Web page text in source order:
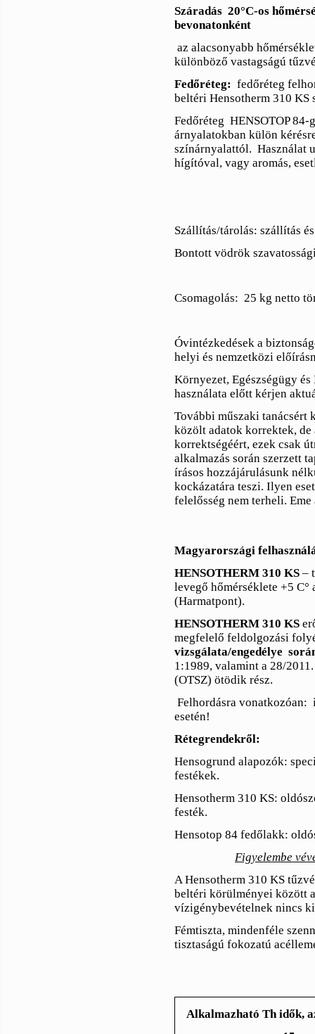
Száradás 20°C-os
bevonatonként
az alacsonyabb
különböző vastagságú
Fedőréteg: fedőréteg
beltéri Hensotherm 310
Fedőréteg HENSOTOP
árnyalatokban külön
színárnyalattól. Használat
hígítóval, vagy aromás,
Szállítás/tárolás: szállítás
Bontott vödrök
Csomagolás: 25 kg netto
Óvintézkedések a
helyi és nemzetközi
Környezet, Egészségügy
használata előtt kérjen
További műszaki
közölt adatok korrektek,
korrektségéért, ezek csak
alkalmazás során szerzett
írásos hozzájárulásunk
kockázatára teszi. Ilyen
felelősség nem terheli.
Magyarországi
HENSOTHERM 310 KS –
levegő hőmérséklete +5 C°
(Harmatpont).
HENSOTHERM 310 KS
megfelelő feldolgozási
vizsgálata/engedélye
1:1989, valamint a 28/
(OTSZ) ötödik rész.
Felhordásra vonatkozóan:
esetén!
Rétegrendekről:
Hensogrund alapozók:
festékek.
Hensotherm 310 KS:
festék.
Hensotop 84 fedőlakk:
Figyelembe
A Hensotherm 310 KS
beltéri körülményei között
vízigénybevételnek nincs
Fémtiszta, mindenféle
tisztaságú fokozatú
Alkalmazható Th idők,